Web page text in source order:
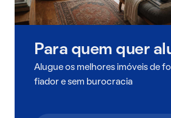
Para quem quer
Alugue os melhores imóveis de
fiador e sem burocracia